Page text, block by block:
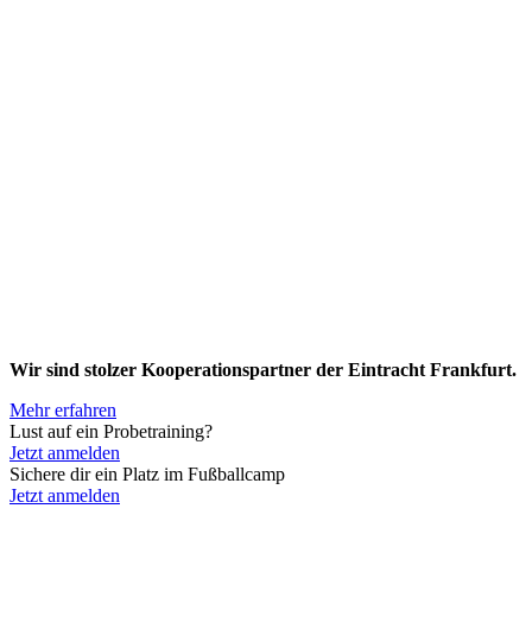
Wir sind stolzer Kooperationspartner der Eintracht Frankfurt.
Mehr erfahren
Lust auf ein Probetraining?
Jetzt anmelden
Sichere dir ein Platz im Fußballcamp
Jetzt anmelden